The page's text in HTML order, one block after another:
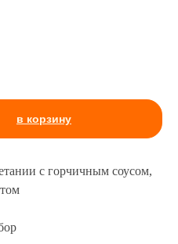
в корзину
с горчичным соусом,